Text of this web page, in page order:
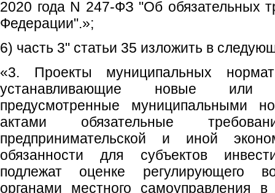
2020 года N 247-ФЗ "Об обязательных
Федерации".»;
6) часть 3" статьи 35 изложить в
«3. Проекты муниципальных
устанавливающие новые или
предусмотренные муниципальными
актами обязательные
предпринимательской и иной
обязанности для субъектов
подлежат оценке регулирующего
органами местного самоуправления в